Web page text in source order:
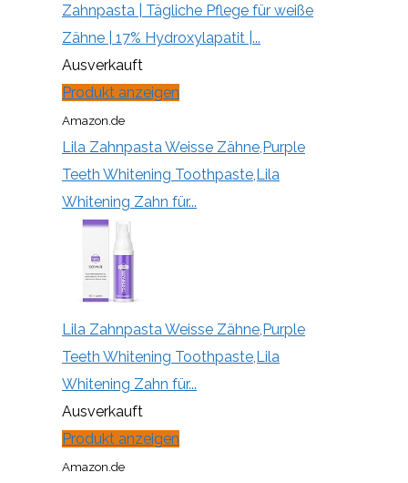
Zahnpasta | Tägliche Pflege für weiße
Zähne | 17% Hydroxylapatit |...
Ausverkauft
Produkt anzeigen
Amazon.de
Lila Zahnpasta Weisse Zähne,Purple
Teeth Whitening Toothpaste,Lila
Whitening Zahn für...
Lila Zahnpasta Weisse Zähne,Purple
Teeth Whitening Toothpaste,Lila
Whitening Zahn für...
Ausverkauft
Produkt anzeigen
Amazon.de